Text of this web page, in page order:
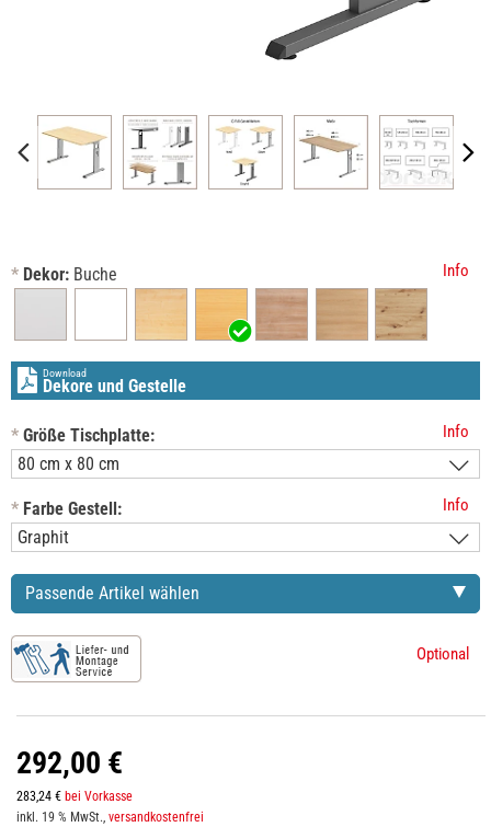
* Dekor: Buche Info
Download
Dekore und Gestelle
* Größe Tischplatte: Info
* Farbe Gestell: Info
Passende Artikel wählen
Optional
292,00 €
283,24 € bei Vorkasse
inkl. 19 % MwSt., versandkostenfrei